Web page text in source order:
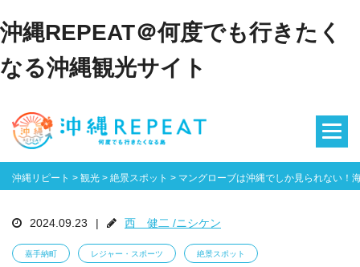
沖縄REPEAT＠何度でも行きたく
なる沖縄観光サイト
沖縄リピート > 観光 > 絶景スポット > マングローブは沖縄でしか見られない！
2024.09.23 | 西 健二 /ニシケン
嘉手納町 レジャー・スポーツ 絶景スポット